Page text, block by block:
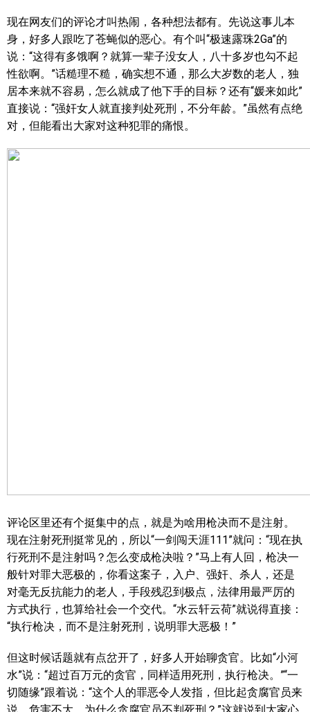
现在网友们的评论才叫热闹，各种想法都有。先说这事儿本
身，好多人跟吃了苍蝇似的恶心。有个叫“极速露珠2Ga”的
说：“这得有多饿啊？就算一辈子没女人，八十多岁也勾不起
性欲啊。”话糙理不糙，确实想不通，那么大岁数的老人，独
居本来就不容易，怎么就成了他下手的目标？还有“媛来如此”
直接说：“强奸女人就直接判处死刑，不分年龄。”虽然有点绝
对，但能看出大家对这种犯罪的痛恨。
评论区里还有个挺集中的点，就是为啥用枪决而不是注射。
现在注射死刑挺常见的，所以“一剑闯天涯111”就问：“现在执
行死刑不是注射吗？怎么变成枪决啦？”马上有人回，枪决一
般针对罪大恶极的，你看这案子，入户、强奸、杀人，还是
对毫无反抗能力的老人，手段残忍到极点，法律用最严厉的
方式执行，也算给社会一个交代。“水云轩云荷”就说得直接：
“执行枪决，而不是注射死刑，说明罪大恶极！”
但这时候话题就有点岔开了，好多人开始聊贪官。比如“小河
水”说：“超过百万元的贪官，同样适用死刑，执行枪决。”“一
切随缘”跟着说：“这个人的罪恶令人发指，但比起贪腐官员来